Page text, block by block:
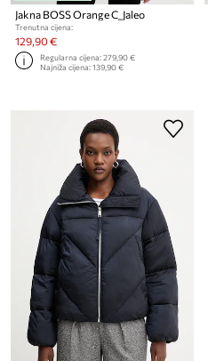
Jakna BOSS Orange C_Jaleo
Trenutna cijena:
129,90 €
Regularna cijena:279,90 €
Najniža cijena:139,90 €